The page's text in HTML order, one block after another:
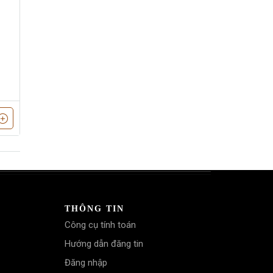
THÔNG TIN
Công cụ tính toán
Hướng dẫn đăng tin
Đăng nhập